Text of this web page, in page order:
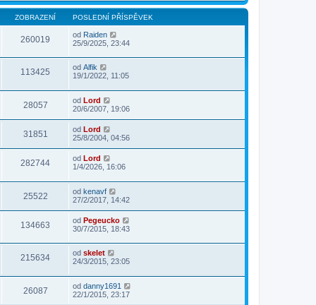
ZOBRAZENÍ POSLEDNÍ PŘÍSPĚVEK
260019 od Raiden
25/9/2025, 23:44
113425 od Alfik
19/1/2022, 11:05
28057 od Lord
20/6/2007, 19:06
31851 od Lord
25/8/2004, 04:56
282744 od Lord
1/4/2026, 16:06
25522 od kenavf
27/2/2017, 14:42
134663 od Pegeucko
30/7/2015, 18:43
215634 od skelet
24/3/2015, 23:05
26087 od danny1691
22/1/2015, 23:17